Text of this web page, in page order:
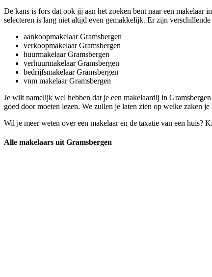
De kans is fors dat ook jij aan het zoeken bent naar een makelaar
selecteren is lang niet altijd even gemakkelijk. Er zijn verschillende
aankoopmakelaar Gramsbergen
verkoopmakelaar Gramsbergen
huurmakelaar Gramsbergen
verhuurmakelaar Gramsbergen
bedrijfsmakelaar Gramsbergen
vnm makelaar Gramsbergen
Je wilt namelijk wel hebben dat je een makelaardij in
goed door moeten lezen. We zullen je laten zien op welke zaken
Wil je meer weten over een makelaar en de taxatie van een huis?
Alle makelaars uit Gramsbergen